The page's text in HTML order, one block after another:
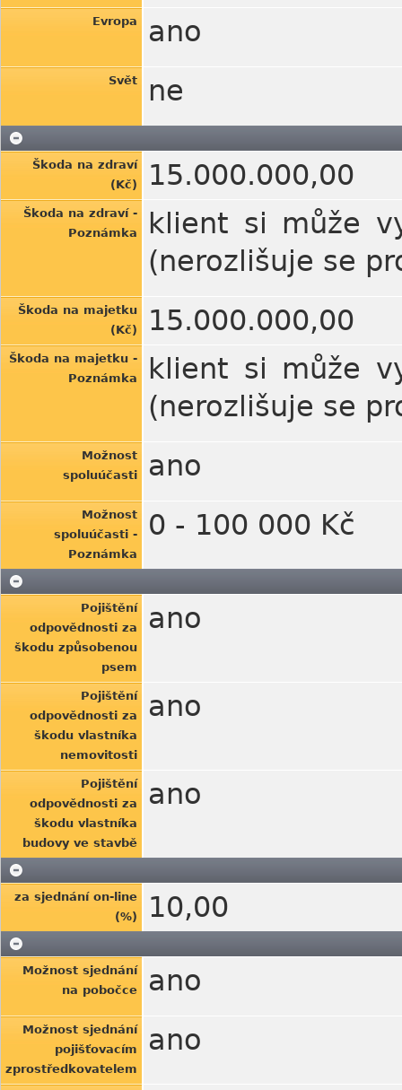
Evropa ano
Svět ne
Škoda na zdraví
(Kč)
15.000.000,00
Škoda na zdraví -
Poznámka
klient si může
(nerozlišuje se
Škoda na majetku
(Kč)
15.000.000,00
Škoda na majetku -
Poznámka
klient si může
(nerozlišuje se
Možnost
spoluúčasti
ano
Možnost
spoluúčasti -
Poznámka
0 - 100 000 Kč
Pojištění
odpovědnosti za
škodu způsobenou
psem
ano
Pojištění
odpovědnosti za
škodu vlastníka
nemovitosti
ano
Pojištění
odpovědnosti za
škodu vlastníka
budovy ve stavbě
ano
za sjednání on-line
(%)
10,00
Možnost sjednání
na pobočce
ano
Možnost sjednání
pojišťovacím
zprostředkovatelem
ano